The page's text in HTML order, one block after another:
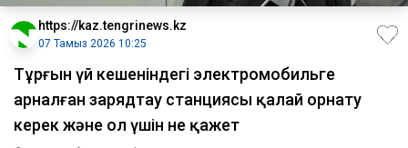
https://kaz.tengrinews.kz
07 Тамыз 2026 10:25
Тұрғын үй кешеніндегі электромобильге
арналған зарядтау станциясы қалай орнату
керек және ол үшін не қажет